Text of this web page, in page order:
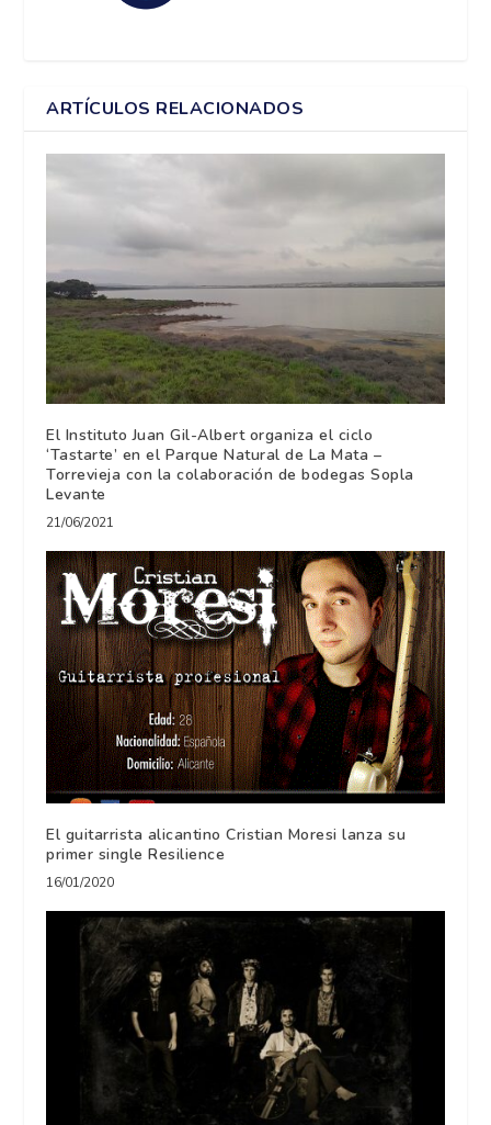
ARTÍCULOS RELACIONADOS
El Instituto Juan Gil-Albert organiza el ciclo
‘Tastarte’ en el Parque Natural de La Mata –
Torrevieja con la colaboración de bodegas Sopla
Levante
21/06/2021
El guitarrista alicantino Cristian Moresi lanza su
primer single Resilience
16/01/2020